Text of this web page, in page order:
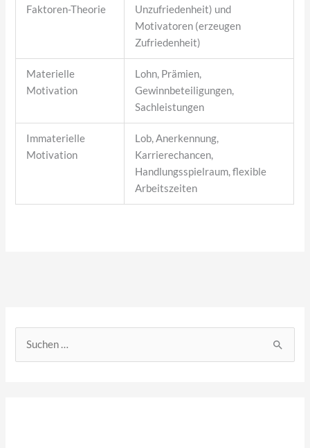
Faktoren-Theorie
Unzufriedenheit) und
Motivatoren (erzeugen
Zufriedenheit)
Materielle
Motivation
Lohn, Prämien,
Gewinnbeteiligungen,
Sachleistungen
Immaterielle
Motivation
Lob, Anerkennung,
Karrierechancen,
Handlungsspielraum, flexible
Arbeitszeiten